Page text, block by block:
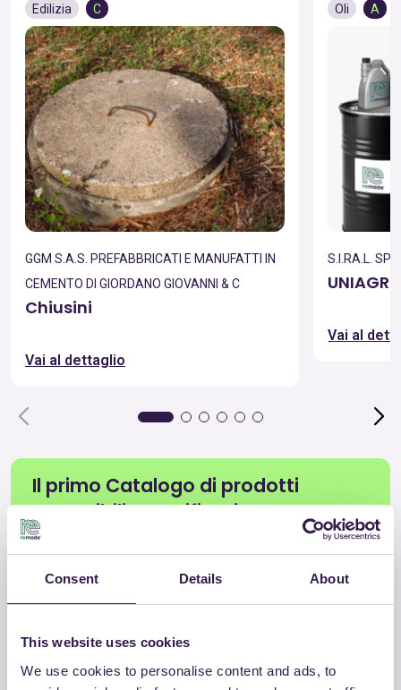
Consent Details About
This website uses cookies
We use cookies to personalise content and ads, to
Edilizia C
GGM S.A.S. PREFABBRICATI E MANUFATTI IN
CEMENTO DI GIORDANO GIOVANNI & C
Chiusini
Vai al dettaglio
Oli A
S.I.RA.L. SPA
UNIAGRI
Vai al
Il primo Catalogo di prodotti
sostenibili e certificati
Scopri i materiali e i prodotti ideali per l’Economia
circolare e conformi ai CAM, in ogni settore.